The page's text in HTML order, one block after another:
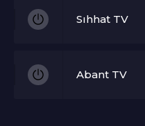
Sıhhat TV
Abant TV